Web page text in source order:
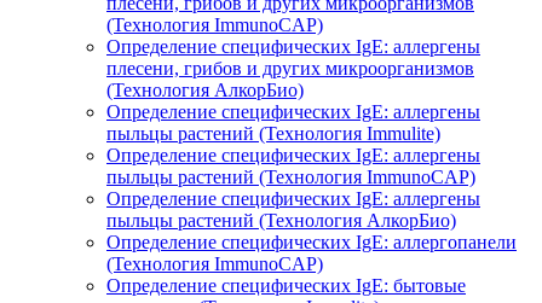
(Технология ImmunoCAP)
Определение специфических IgE: аллергены
плесени, грибов и других микроорганизмов
(Технология АлкорБио)
Определение специфических IgE: аллергены
пыльцы растений (Технология Immulite)
Определение специфических IgE: аллергены
пыльцы растений (Технология ImmunoCAP)
Определение специфических IgE: аллергены
пыльцы растений (Технология АлкорБио)
Определение специфических IgE: аллергопанели
(Технология ImmunoCAP)
Определение специфических IgE: бытовые